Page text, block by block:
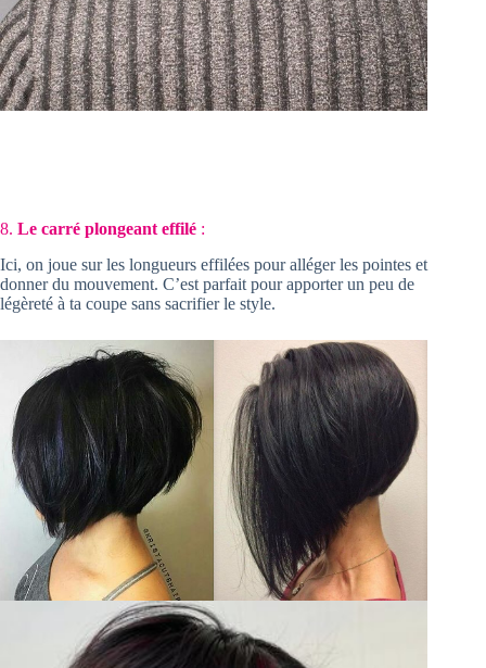
8. Le carré plongeant effilé :
Ici, on joue sur les longueurs effilées pour alléger les pointes et
donner du mouvement. C’est parfait pour apporter un peu de
légèreté à ta coupe sans sacrifier le style.